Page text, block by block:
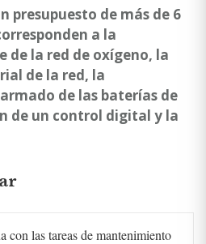
presupuesto de más de 6
a la
la red de oxígeno, la
de la red, la
de las baterías de
de un control digital y la
las tareas de mantenimiento